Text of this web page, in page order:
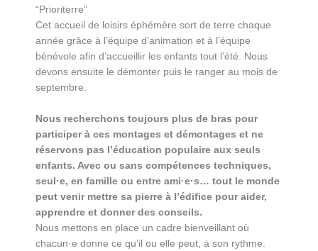
“Prioriterre”
Cet accueil de loisirs éphémère sort de terre chaque
année grâce à l’équipe d’animation et à l’équipe
bénévole afin d’accueillir les enfants tout l’été. Nous
devons ensuite le démonter puis le ranger au mois de
septembre.
Nous recherchons toujours plus de bras pour
participer à ces montages et démontages et ne
réservons pas l’éducation populaire aux seuls
enfants. Avec ou sans compétences techniques,
seul·e, en famille ou entre ami·e·s… tout le monde
peut venir mettre sa pierre à l’édifice pour aider,
apprendre et donner des conseils.
Nous mettons en place un cadre bienveillant où
chacun·e donne ce qu’il ou elle peut, à son rythme.